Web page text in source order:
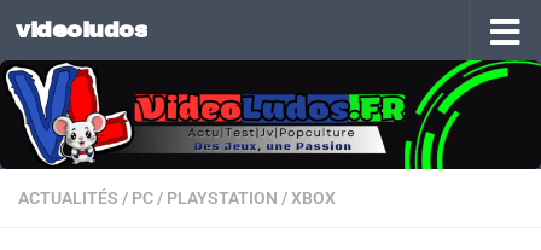
Skip to content
videoludos
ACTUALITÉS / PC/ PLAYSTATION /XBOX